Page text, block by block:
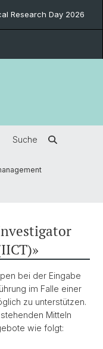
Research Day 2026
Suche
bei der Eingabe
im Falle einer
zu unterstützen.
Mitteln
wie folgt: